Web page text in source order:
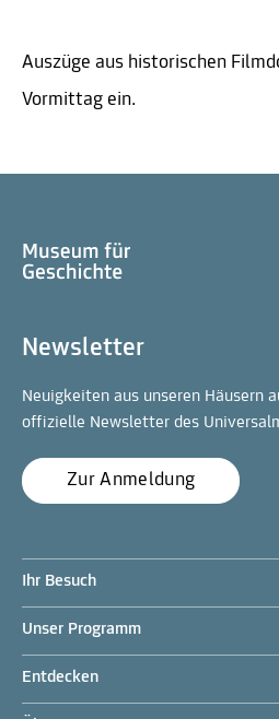
Auszüge aus historischen
Vormittag ein.
Newsletter
Neuigkeiten aus unseren Häusern
offizielle Newsletter des
Zur Anmeldung
Ihr Besuch
Unser Programm
Entdecken